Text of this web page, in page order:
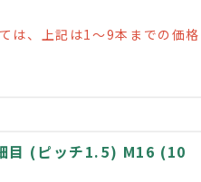
は、上記は1～9本までの価格
目 (ピッチ1.5) M16 (10